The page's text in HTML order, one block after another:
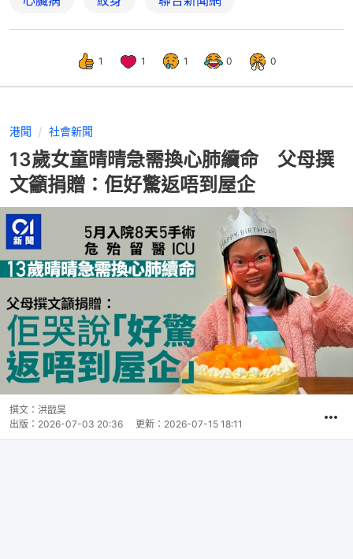
1 1 1 0 0
港聞 社會新聞
13歲女童晴晴急需換心肺續命 父母撰
文籲捐贈：佢好驚返唔到屋企
撰文： 洪戩昊
出版： 2026-07-03 20:36 更新： 2026-07-15 18:11